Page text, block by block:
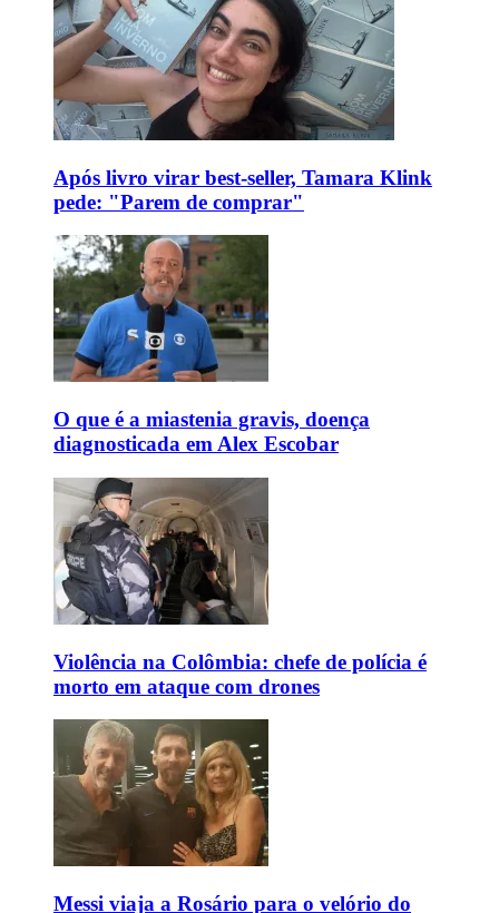
Após livro virar best-seller, Tamara Klink
pede: "Parem de comprar"
O que é a miastenia gravis, doença
diagnosticada em Alex Escobar
Violência na Colômbia: chefe de polícia é
morto em ataque com drones
Messi viaja a Rosário para o velório do